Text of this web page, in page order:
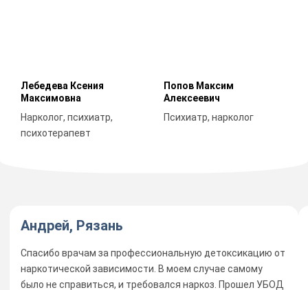
Лебедева Ксения
Максимовна
Нарколог, психиатр,
психотерапевт
Попов Максим
Алексеевич
Психиатр, нарколог
Андрей, Рязань
Спасибо врачам за профессиональную детоксикацию от
наркотической зависимости. В моем случае самому
было не справиться, и требовался наркоз. Прошел УБОД